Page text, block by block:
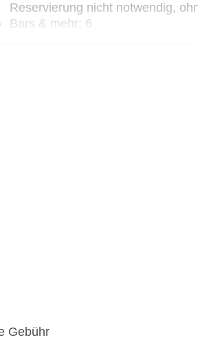
Reservierung nicht notwendig,
Bars & mehr: 6
Gebühr